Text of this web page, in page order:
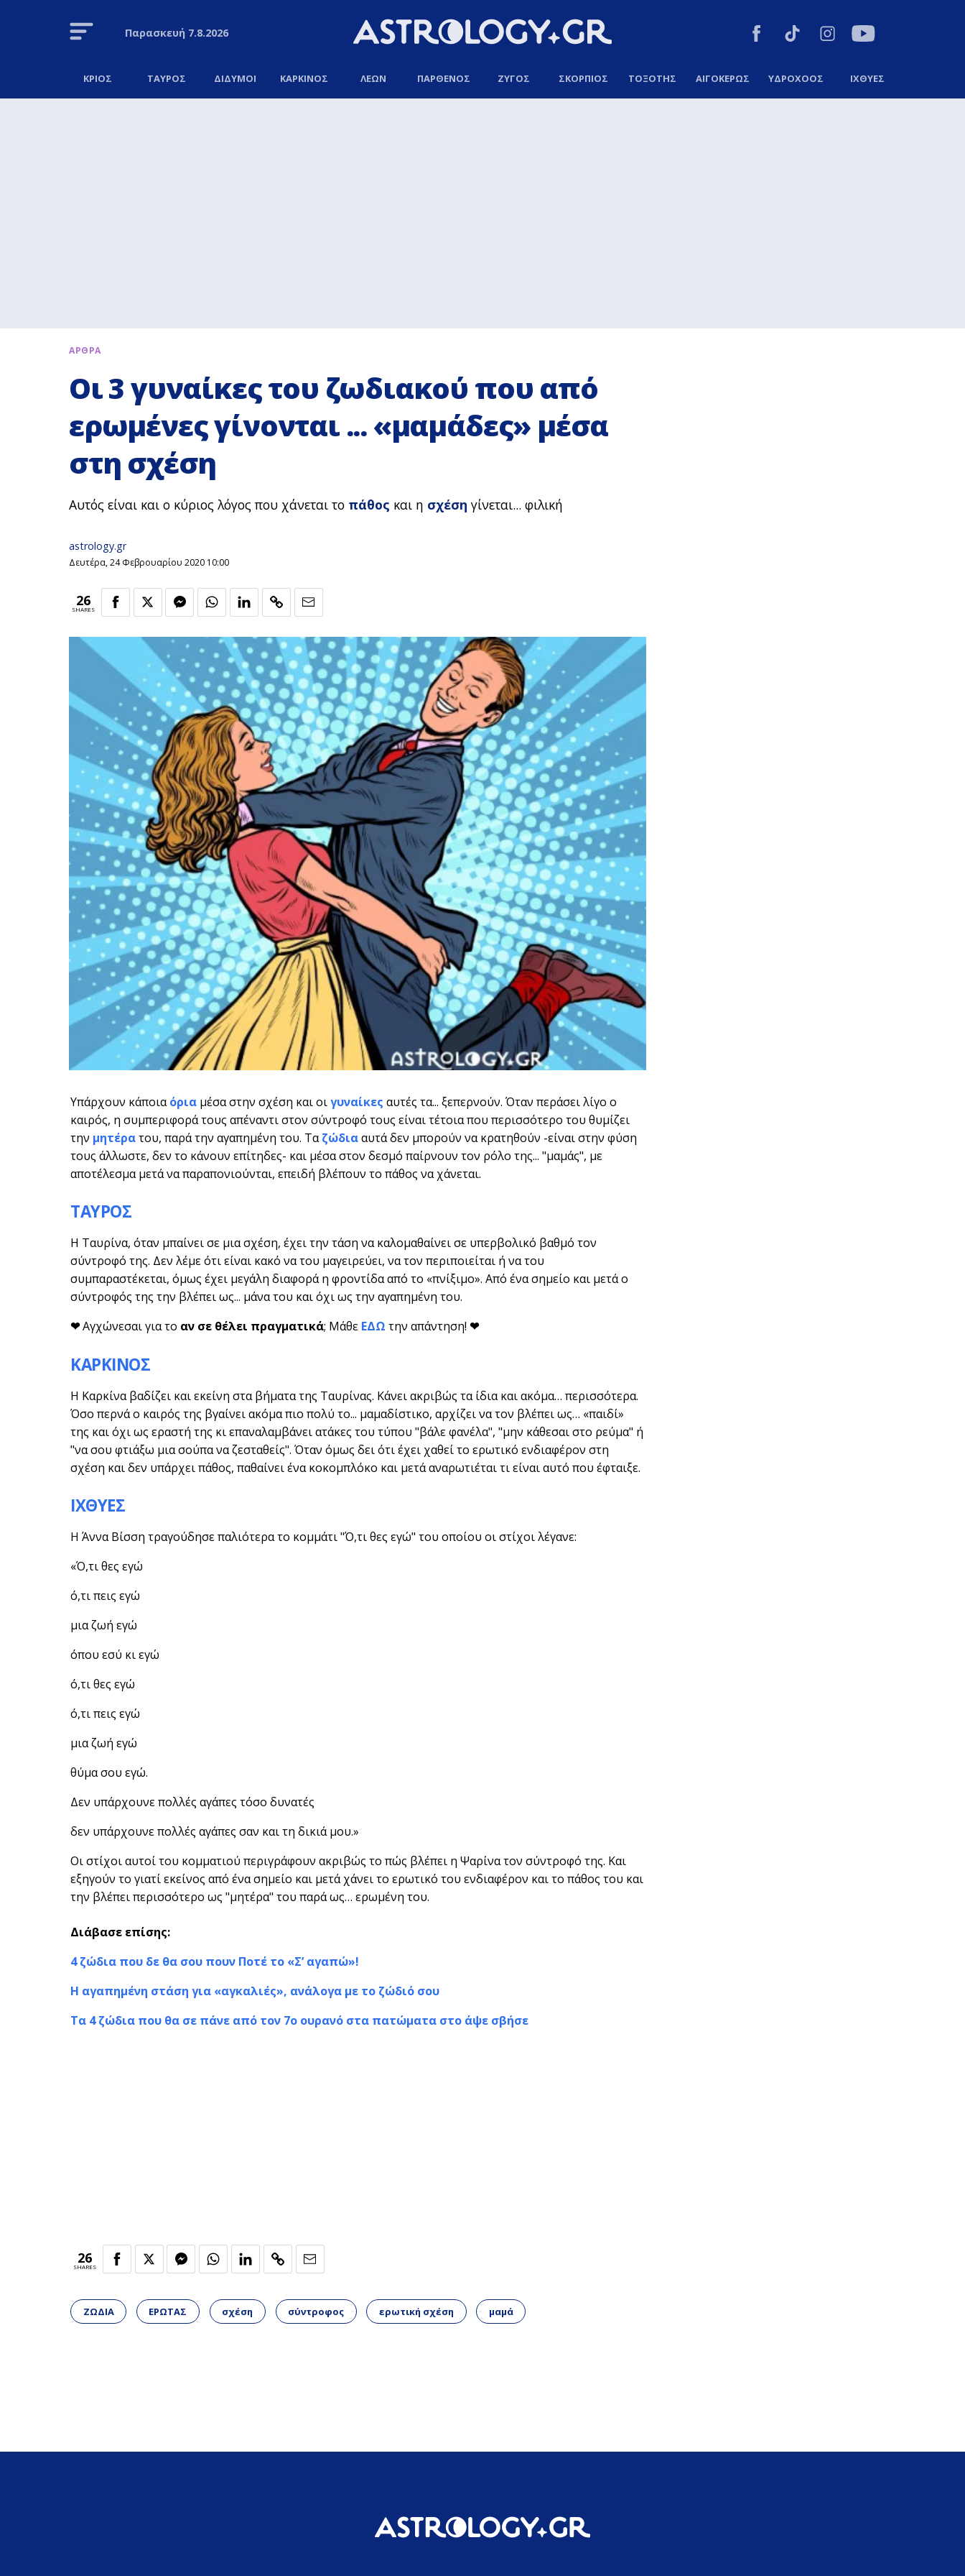
Παρασκευή7.8.2026
ΚΡΙΟΣ ΤΑΥΡΟΣ ΔΙΔΥΜΟΙ ΚΑΡΚΙΝΟΣ ΛΕΩΝ ΠΑΡΘΕΝΟΣ ΖΥΓΟΣ ΣΚΟΡΠΙΟΣ ΤΟΞΟΤΗΣ ΑΙΓΟΚΕΡΩΣ ΥΔΡΟΧΟΟΣ ΙΧΘΥΕΣ
ΑΡΘΡΑ
Οι 3 γυναίκες του ζωδιακού που από
ερωμένες γίνονται ... «μαμάδες» μέσα
στη σχέση
Αυτός είναι και ο κύριος λόγος που χάνεται το πάθος και η σχέση γίνεται... φιλική
astrology.gr
Δευτέρα, 24 Φεβρουαρίου 2020 10:00
26
SHARES
Υπάρχουν κάποια όρια μέσα στην σχέση και οιγυναίκες αυτές τα... ξεπερνούν. Όταν περάσει λίγο ο
καιρός, η συμπεριφορά τους απέναντι στον σύντρoφό τους είναι τέτοια που περισσότερο του θυμίζει
την μητέρατου, παρά την αγαπημένη του. Ταζώδιααυτά δεν μπορούν να κρατηθούν -είναι στην φύση
τους άλλωστε, δεν το κάνουν επίτηδες- και μέσα στον δεσμό παίρνουν τον ρόλο της... "μαμάς", με
αποτέλεσμα μετά να παραπονιούνται, επειδή βλέπουν το πάθος να χάνεται.
ΤΑΥΡΟΣ
Η Ταυρίνα, όταν μπαίνει σε μια σχέση, έχει την τάση να καλομαθαίνει σε υπερβολικό βαθμό τον
σύντροφό της. Δεν λέμε ότι είναι κακό να του μαγειρεύει, να τον περιποιείται ή να του
συμπαραστέκεται, όμως έχει μεγάλη διαφορά η φροντίδα από το «πνίξιμο». Από ένα σημείο και μετά ο
σύντροφός της την βλέπει ως... μάνα του και όχι ως την αγαπημένη του.
❤Αγχώνεσαι για το αν σε θέλει πραγματικά; Μάθε ΕΔΩ την απάντηση! ❤
ΚΑΡΚΙΝΟΣ
Η Καρκίνα βαδίζει και εκείνη στα βήματα της Ταυρίνας. Κάνει ακριβώς τα ίδια και ακόμα… περισσότερα.
Όσο περνά ο καιρός της βγαίνει ακόμα πιο πολύ το... μαμαδίστικο, αρχίζει να τον βλέπει ως… «παιδί»
της και όχι ως εραστή της κι επαναλαμβάνει ατάκες του τύπου "βάλε φανέλα", "μην κάθεσαι στο ρεύμα" ή
"να σου φτιάξω μια σούπα να ζεσταθείς". Όταν όμως δει ότι έχει χαθεί το ερωτικό ενδιαφέρον στη
σχέση και δεν υπάρχει πάθος, παθαίνει ένα κοκομπλόκο και μετά αναρωτιέται τι είναι αυτό που έφταιξε.
ΙΧΘΥΕΣ
Η Άννα Βίσση τραγούδησε παλιότερα το κομμάτι "Ό,τι θες εγώ" του οποίου οι στίχοι λέγανε:
«Ό,τι θες εγώ
ό,τι πεις εγώ
μια ζωή εγώ
όπου εσύ κι εγώ
ό,τι θες εγώ
ό,τι πεις εγώ
μια ζωή εγώ
θύμα σου εγώ.
Δεν υπάρχουνε πολλές αγάπες τόσο δυνατές
δεν υπάρχουνε πολλές αγάπες σαν και τη δικιά μου.»
Οι στίχοι αυτοί του κομματιού περιγράφουν ακριβώς το πώς βλέπει η Ψαρίνα τον σύντροφό της. Και
εξηγούν το γιατί εκείνος από ένα σημείο και μετά χάνει το ερωτικό του ενδιαφέρον και το πάθος του και
την βλέπει περισσότερο ως "μητέρα" του παρά ως… ερωμένη του.
Διάβασε επίσης:
4 ζώδια που δε θα σου πουν Ποτέ το «Σ’ αγαπώ»!
Η αγαπημένη στάση για «αγκαλιές», ανάλογα με το ζώδιό σου
Τα 4 ζώδια που θα σε πάνε από τον 7ο ουρανό στα πατώματα στο άψε σβήσε
26
SHARES
ΖΩΔΙΑ ΕΡΩΤΑΣ σχέση σύντροφος ερωτική σχέση μαμά